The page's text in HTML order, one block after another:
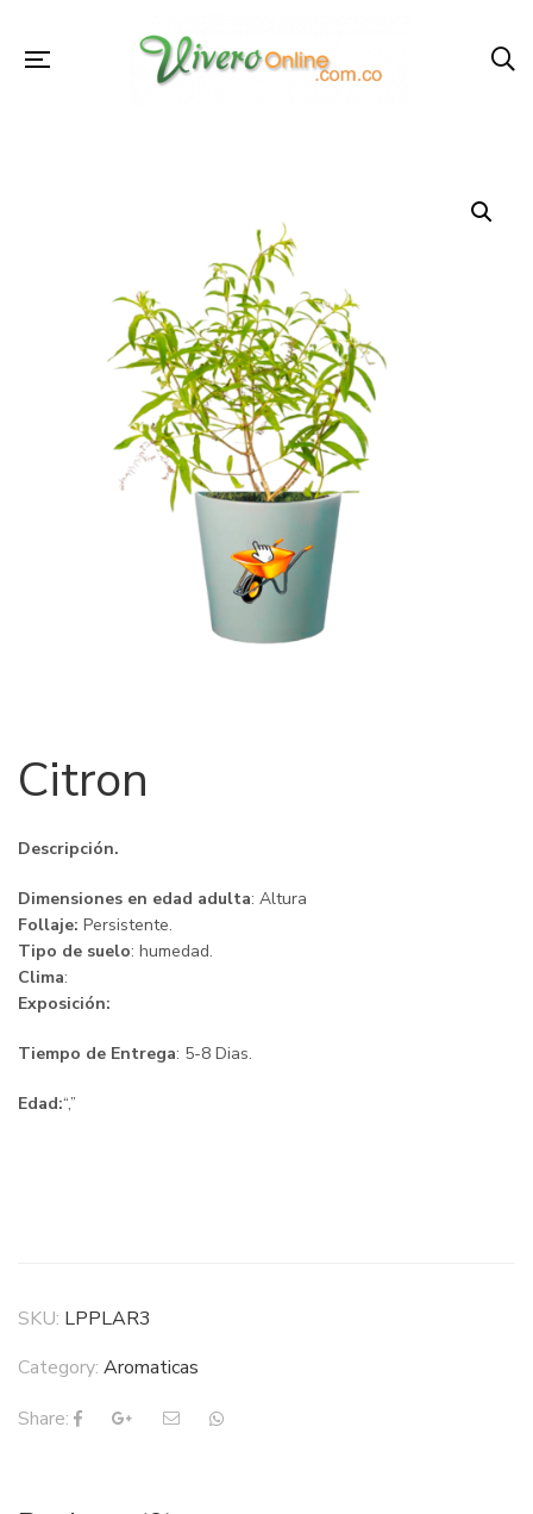
Citron
Descripción.
Dimensiones en edad adulta: Altura
Follaje: Persistente.
Tipo de suelo: humedad.
Clima:
Exposición:
Tiempo de Entrega: 5-8 Dias.
Edad:“,”
SKU: LPPLAR3
Category: Aromaticas
Share: